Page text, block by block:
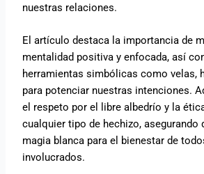
nuestras relaciones.
El artículo destaca la importancia de
mentalidad positiva y enfocada, así
herramientas simbólicas como velas,
para potenciar nuestras intenciones.
el respeto por el libre albedrío y la
cualquier tipo de hechizo, asegurando
magia blanca para el bienestar de
involucrados.